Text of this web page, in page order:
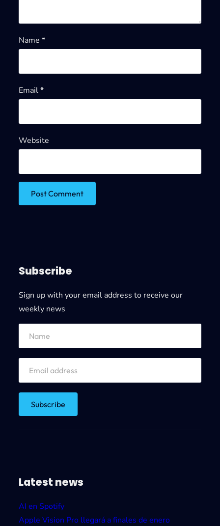
Name *
Email*
Website
Subscribe
Sign up with your email address to receive our
weekly news
Latest news
AI en Spotify
Apple Vision Pro llegará a finales de enero